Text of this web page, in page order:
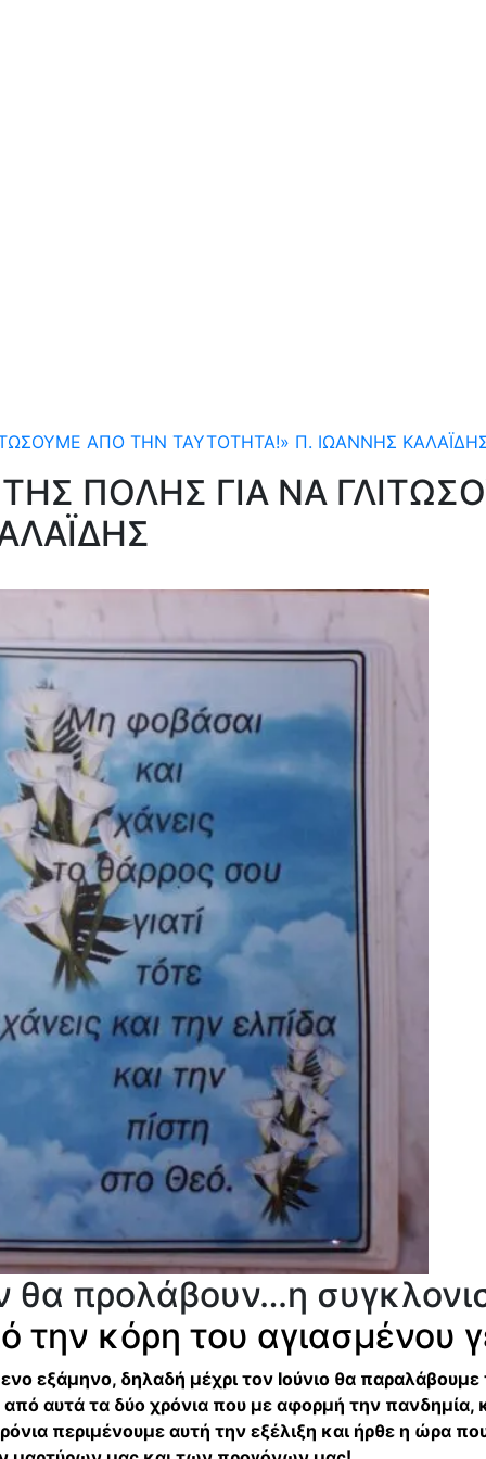
ΑΠΟ ΤΗΝ ΤΑΥΤΟΤΗΤΑ!» Π. ΙΩΑΝΝΗΣ
ΠΟΛΗΣ ΓΙΑ ΝΑ
προλάβουν…η
την κόρη του αγιασμένου
δηλαδή μέχρι τον Ιούνιο θα παραλάβουμε
αυτά τα δύο χρόνια που με αφορμή την
περιμένουμε αυτή την εξέλιξη και ήρθε η ώρα